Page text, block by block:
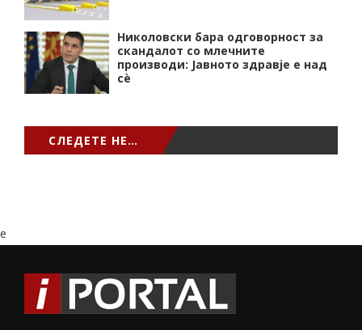
Николовски бара одговорност за
скандалот со млечните
производи: Јавното здравје е над
сѐ
СЛЕДЕТЕ НЕ…
e